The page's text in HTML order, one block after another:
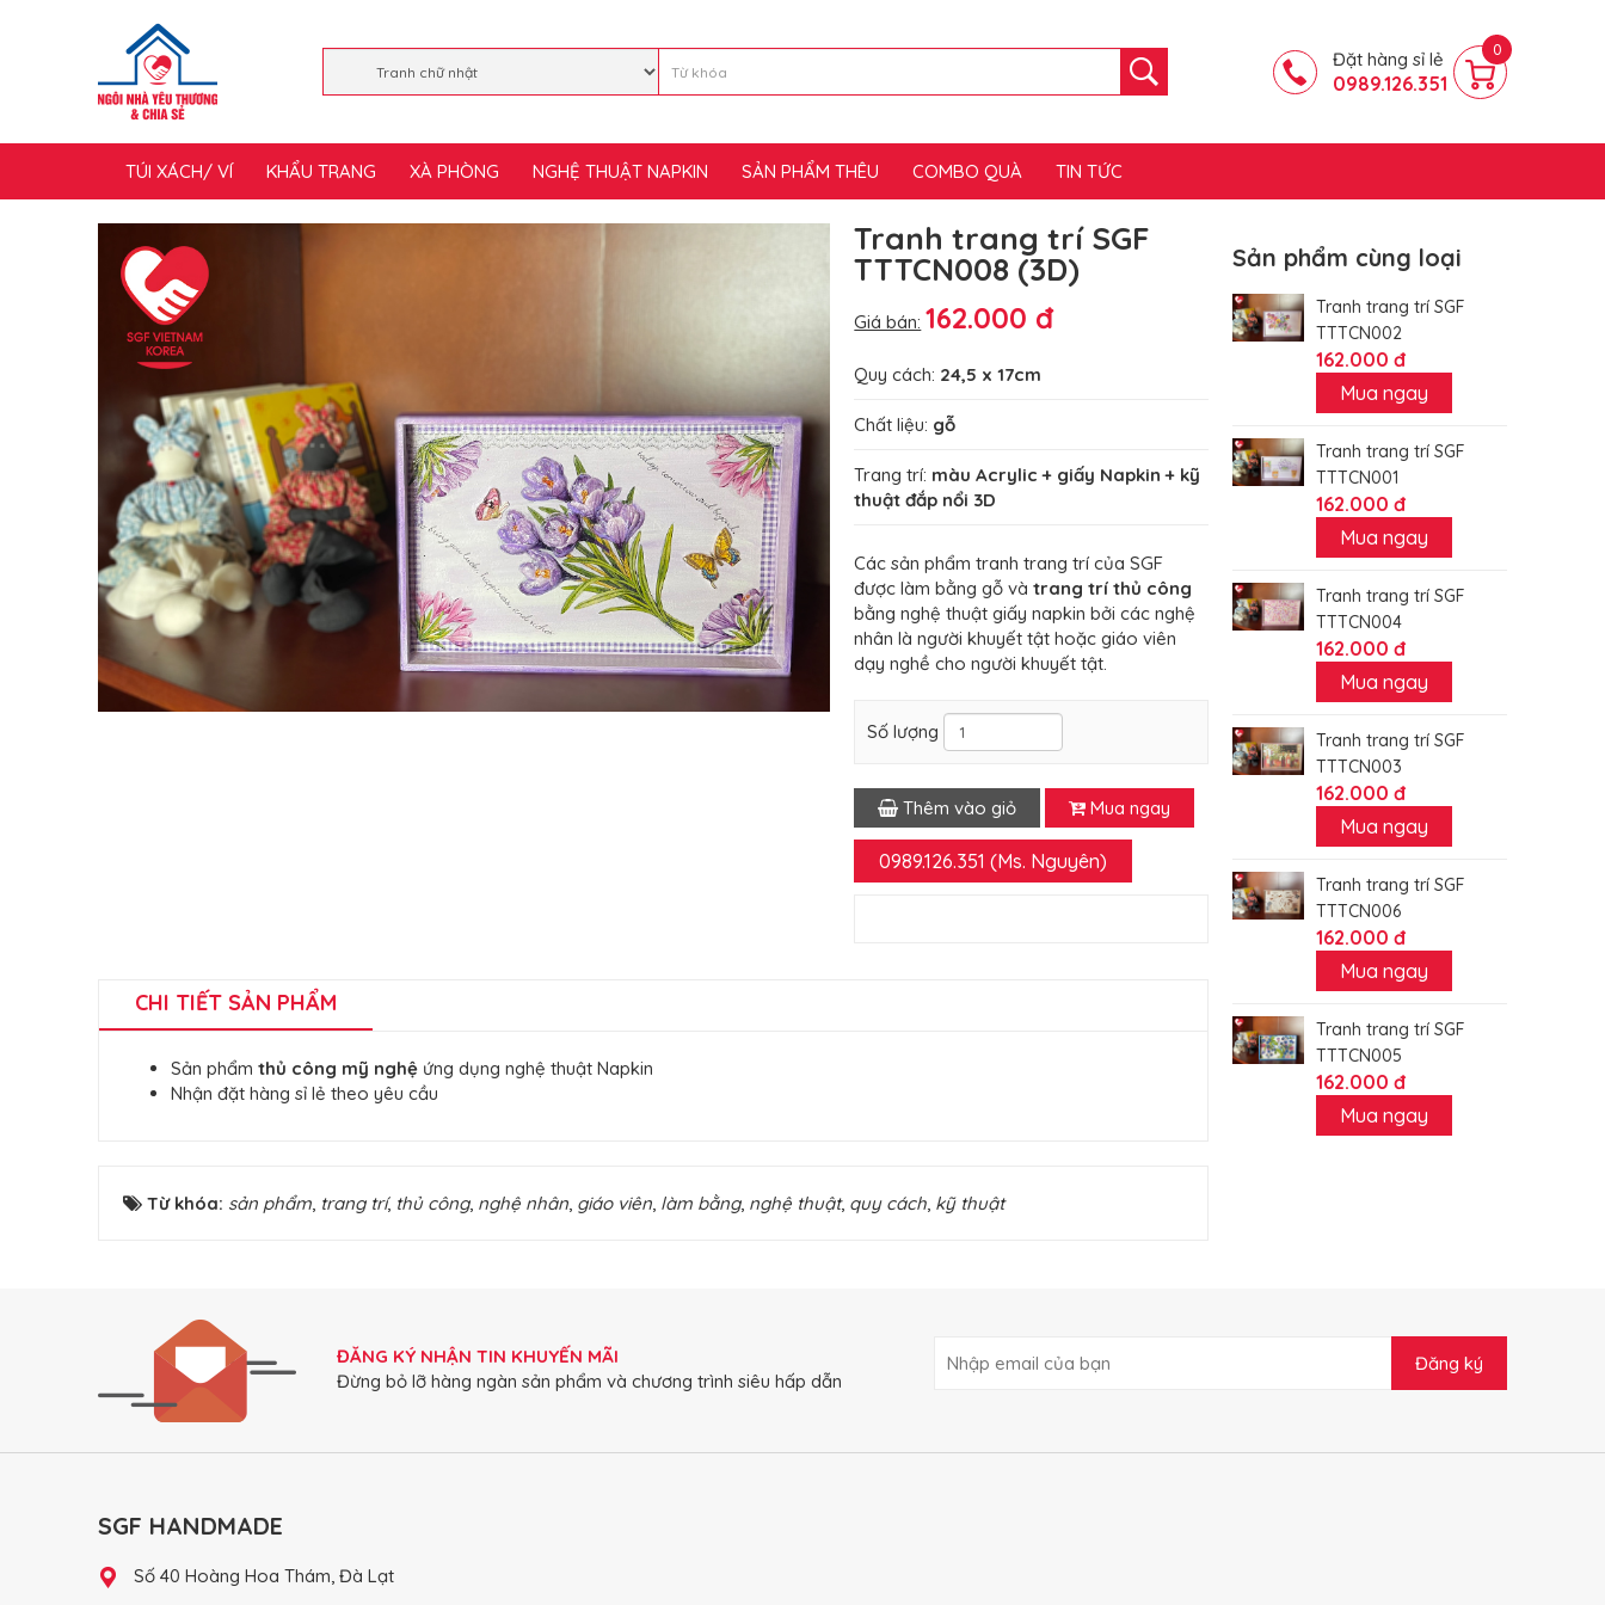
Đặt hàng sỉ lẻ
0989.126.351
0
TÚI XÁCH/ VÍ KHẨU TRANG XÀ PHÒNG NGHỆ THUẬT NAPKIN SẢN PHẨM THÊU COMBO QUÀ TIN TỨC
Tranh trang trí SGF
TTTCN008 (3D)
Giá bán: 162.000 đ
Quy cách: 24,5 x 17cm
Chất liệu: gỗ
Trang trí: màu Acrylic + giấy Napkin + kỹ
thuật đắp nổi 3D
Các sản phẩm tranh trang trí của SGF
được làm bằng gỗ vàtrang trí thủ công
bằng nghệ thuật giấy napkin bởi các nghệ
nhân là người khuyết tật hoặc giáo viên
dạy nghề cho người khuyết tật.
Số lượng
Thêm vào giỏ Mua ngay
0989.126.351 (Ms. Nguyên)
CHI TIẾT SẢN PHẨM
Sản phẩm thủ công mỹ nghệ ứng dụng nghệ thuật Napkin
Nhận đặt hàng sỉ lẻ theo yêu cầu
Từ khóa: sản phẩm, trang trí, thủ công, nghệ nhân, giáo viên, làm bằng, nghệ thuật, quy cách, kỹ thuật
Sản phẩm cùng loại
Tranh trang trí SGF
TTTCN002
162.000 đ
Mua ngay
Tranh trang trí SGF
TTTCN001
162.000 đ
Mua ngay
Tranh trang trí SGF
TTTCN004
162.000 đ
Mua ngay
Tranh trang trí SGF
TTTCN003
162.000 đ
Mua ngay
Tranh trang trí SGF
TTTCN006
162.000 đ
Mua ngay
Tranh trang trí SGF
TTTCN005
162.000 đ
Mua ngay
ĐĂNG KÝ NHẬN TIN KHUYẾN MÃI
Đừng bỏ lỡ hàng ngàn sản phẩm và chương trình siêu hấp dẫn
Đăng ký
SGF HANDMADE
Số 40 Hoàng Hoa Thám, Đà Lạt